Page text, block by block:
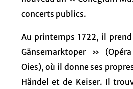
concerts publics.
Au printemps 1722, il
Gänsemarktoper »
Oies), où il donne ses
Händel et de Keiser. Il